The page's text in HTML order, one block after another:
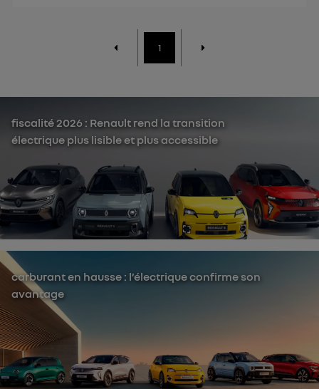
1
fiscalité 2026 : Renault rend la transition
électrique plus lisible et plus accessible
carburant en hausse : l’électrique confirme son
avantage